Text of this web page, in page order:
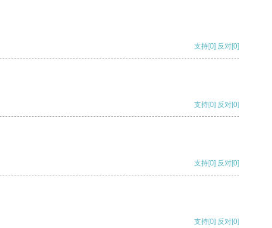
支持[0] 反对[0]
支持[0] 反对[0]
支持[0] 反对[0]
支持[0] 反对[0]